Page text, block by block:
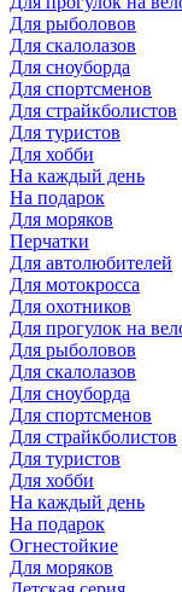
Для рыболовов
Для скалолазов
Для сноуборда
Для спортсменов
Для страйкболистов
Для туристов
Для хобби
На каждый день
На подарок
Для моряков
Перчатки
Для автолюбителей
Для мотокросса
Для охотников
Для прогулок на
Для рыболовов
Для скалолазов
Для сноуборда
Для спортсменов
Для страйкболистов
Для туристов
Для хобби
На каждый день
На подарок
Огнестойкие
Для моряков